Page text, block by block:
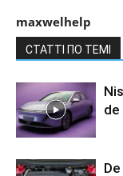
maxwelhelp
СТАТТІ ПО ТЕМІ
de